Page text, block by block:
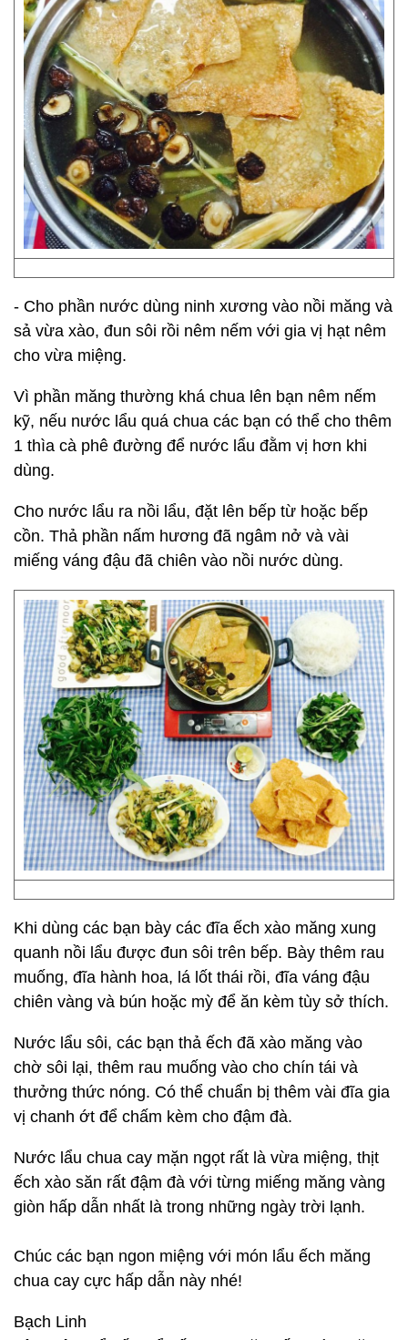
- Cho phần nước dùng ninh xương vào nồi măng và
sả vừa xào, đun sôi rồi nêm nếm với gia vị hạt nêm
cho vừa miệng.
Vì phần măng thường khá chua lên bạn nêm nếm
kỹ, nếu nước lẩu quá chua các bạn có thể cho thêm
1 thìa cà phê đường để nước lẩu đằm vị hơn khi
dùng.
Cho nước lẩu ra nồi lẩu, đặt lên bếp từ hoặc bếp
cồn. Thả phần nấm hương đã ngâm nở và vài
miếng váng đậu đã chiên vào nồi nước dùng.
Khi dùng các bạn bày các đĩa ếch xào măng xung
quanh nồi lẩu được đun sôi trên bếp. Bày thêm rau
muống, đĩa hành hoa, lá lốt thái rồi, đĩa váng đậu
chiên vàng và bún hoặc mỳ để ăn kèm tùy sở thích.
Nước lẩu sôi, các bạn thả ếch đã xào măng vào
chờ sôi lại, thêm rau muống vào cho chín tái và
thưởng thức nóng. Có thể chuẩn bị thêm vài đĩa gia
vị chanh ớt để chấm kèm cho đậm đà.
Nước lẩu chua cay mặn ngọt rất là vừa miệng, thịt
ếch xào săn rất đậm đà với từng miếng măng vàng
giòn hấp dẫn nhất là trong những ngày trời lạnh.
Chúc các bạn ngon miệng với món lẩu ếch măng
chua cay cực hấp dẫn này nhé!
Bạch Linh